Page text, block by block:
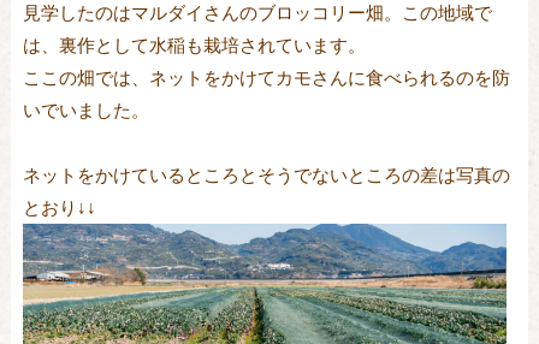
見学したのはマルダイさんのブロッコリー畑。この地域で
は、裏作として水稲も栽培されています。
ここの畑では、ネットをかけてカモさんに食べられるのを防
いでいました。
ネットをかけているところとそうでないところの差は写真の
とおり↓↓